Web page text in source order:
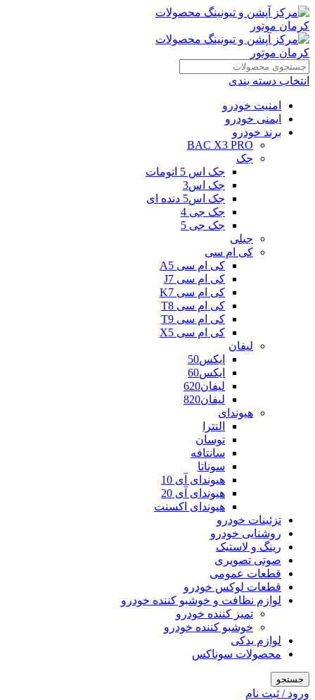
انتخاب دسته بندی
امنیت خودرو
ایمنی خودرو
برند خودرو
BAC X3 PRO
جک
جک اس 5 اتومات
جک اس3
جک اس5 دنده ای
جک جی 4
جک جی 5
جیلی
کی ام سی
کی ام سی A5
کی ام سی J7
کی ام سی K7
کی ام سی T8
کی ام سی T9
کی ام سی X5
لیفان
ایکس50
ایکس60
لیفان620
لیفان820
هیوندای
النترا
توسان
سانتافه
سوناتا
هیوندای آی 10
هیوندای آی 20
هیوندای اکسنت
تزئینات خودرو
روشنایی خودرو
رینگ و لاستیک
صوتی تصویری
قطعات عمومی
قطعات لوکس خودرو
لوازم نظافت و خوشبو کننده خودرو
تمیز کننده خودرو
خوشبو کننده خودرو
لوازم یدکی
محصولات سوناکس
جستجو
ورود / ثبت نام